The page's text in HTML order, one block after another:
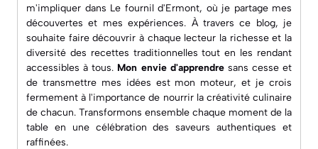
m'impliquer dans Le fournil d'Ermont, où je partage mes
découvertes et mes expériences. À travers ce blog, je
souhaite faire découvrir à chaque lecteur la richesse et la
diversité des recettes traditionnelles tout en les rendant
accessibles à tous. Mon envie d'apprendresans cesse et
de transmettre mes idées est mon moteur, et je crois
fermement à l'importance de nourrir la créativité culinaire
de chacun. Transformons ensemble chaque moment de la
table en une célébration des saveurs authentiques et
raffinées.